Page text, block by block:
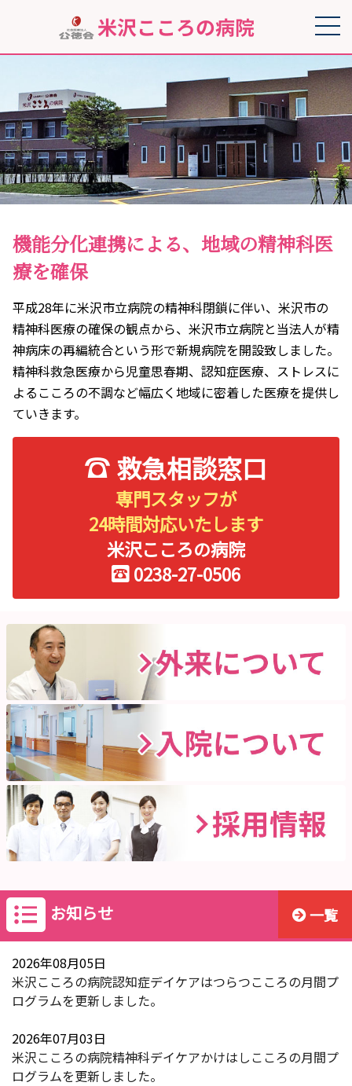
機能分化連携による、地域の精神科医
療を確保
平成28年に米沢市立病院の精神科閉鎖に伴い、米沢市の
精神科医療の確保の観点から、米沢市立病院と当法人が精
神病床の再編統合という形で新規病院を開設致しました。
精神科救急医療から児童思春期、認知症医療、ストレスに
よるこころの不調など幅広く地域に密着した医療を提供し
ていきます。
救急相談窓口
専門スタッフが
24時間対応いたします
米沢こころの病院
0238-27-0506
お知らせ 一覧
2026年08月05日
米沢こころの病院認知症デイケアはつらつこころの月間プ
ログラムを更新しました。
2026年07月03日
米沢こころの病院精神科デイケアかけはしこころの月間プ
ログラムを更新しました。